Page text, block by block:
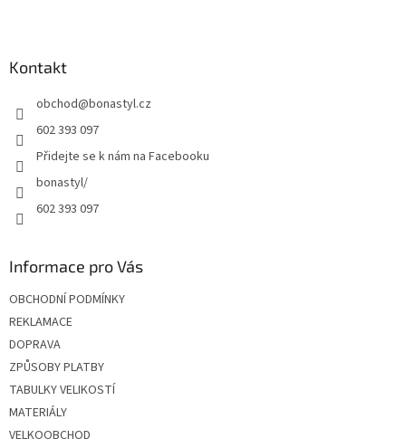
Kontakt
obchod@bonastyl.cz
602 393 097
Přidejte se k nám na Facebooku
bonastyl/
602 393 097
Informace pro Vás
OBCHODNÍ PODMÍNKY
REKLAMACE
DOPRAVA
ZPŮSOBY PLATBY
TABULKY VELIKOSTÍ
MATERIÁLY
VELKOOBCHOD